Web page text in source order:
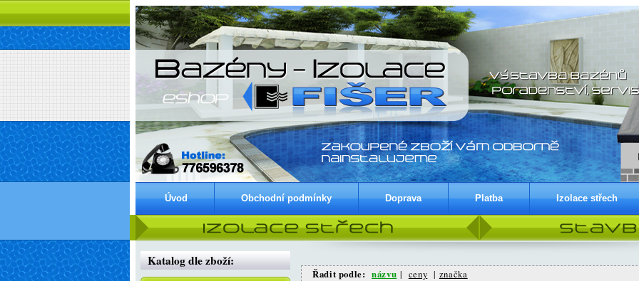
Úvod Obchodní podmínky Doprava Platba Izolace střech
Katalog dle zboží:
Řadit podle: názvu | ceny | značka